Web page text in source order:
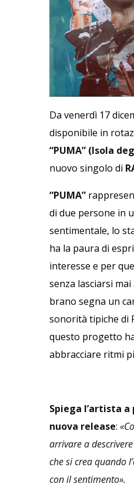
Da venerdì 17
disponibile in
“PUMA” (Isola
nuovo singolo di
“PUMA”
di due persone in
sentimentale, lo
ha la paura di
interesse e per
senza lasciarsi
brano segna un
sonorità tipiche di
questo progetto
abbracciare ritmi
Spiega l’artista
nuova release: «C
arrivare a
che si crea quando
con il sentimento».